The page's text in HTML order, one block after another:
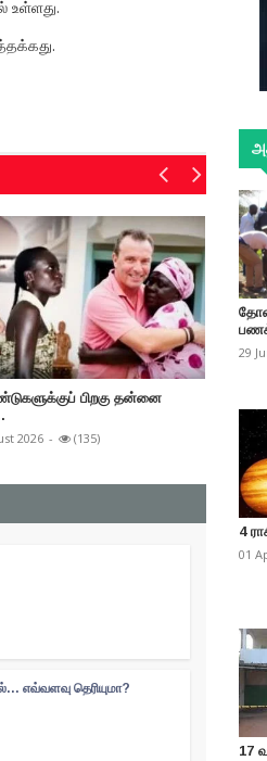
உள்ளது.
பிறகு தன்னை
2026 - (135)
31 July
எவ்வளவு தெரியுமா?
29
4
01
17